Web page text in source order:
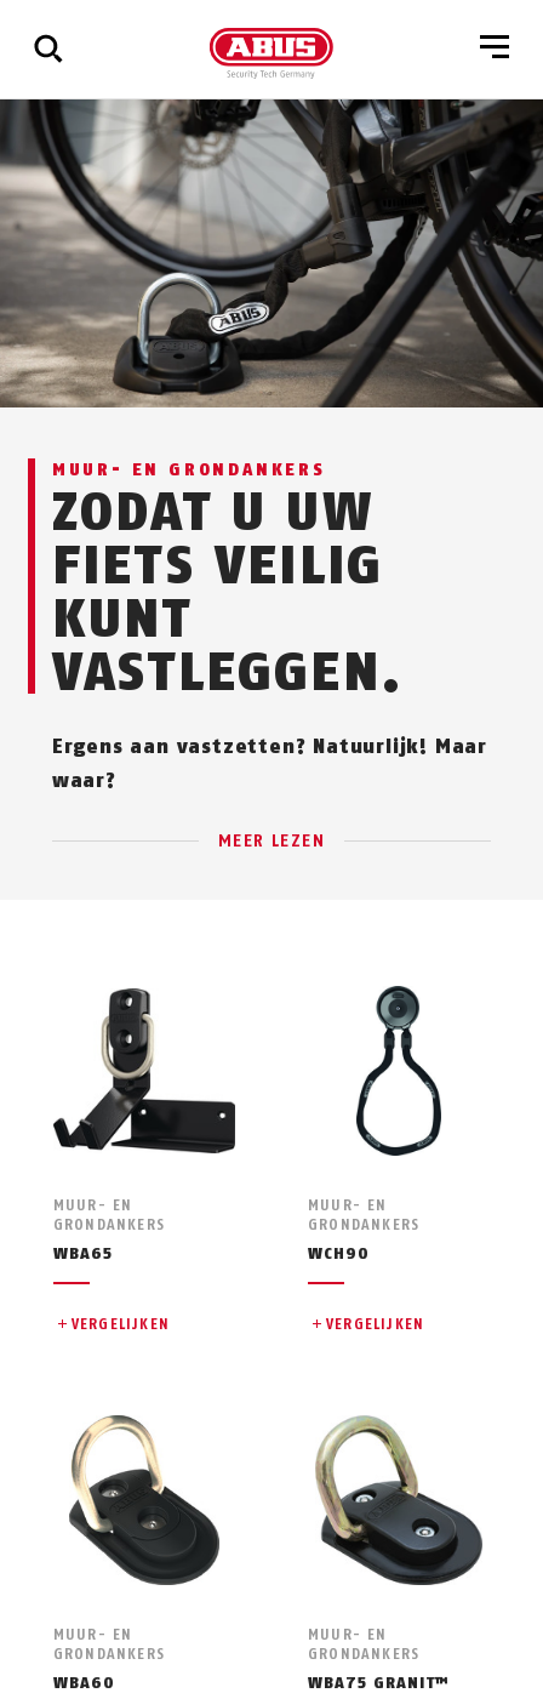
Geef
alle
resultaten
weer
MUUR- EN GRONDANKERS
ZODAT U UW
FIETS VEILIG
KUNT
VASTLEGGEN.
Ergens aan vastzetten? Natuurlijk! Maar
waar?
MEER LEZEN
MUUR- EN
GRONDANKERS
WBA65
VERGELIJKEN
MUUR- EN
GRONDANKERS
WCH90
VERGELIJKEN
MUUR- EN
GRONDANKERS
WBA60
MUUR- EN
GRONDANKERS
WBA75 GRANIT™